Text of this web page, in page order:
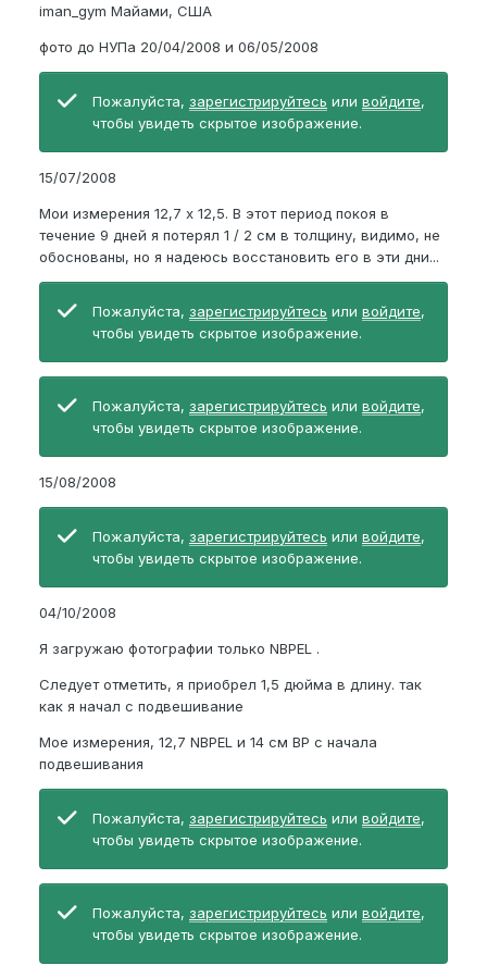
iman_gym Майами, США
фото до НУПа 20/04/2008 и 06/05/2008
Пожалуйста, зарегистрируйтесь или войдите,
чтобы увидеть скрытое изображение.
15/07/2008
Мои измерения 12,7 х 12,5. В этот период покоя в
течение 9 дней я потерял 1 / 2 см в толщину, видимо, не
обоснованы, но я надеюсь восстановить его в эти дни...
Пожалуйста, зарегистрируйтесь или войдите,
чтобы увидеть скрытое изображение.
Пожалуйста, зарегистрируйтесь или войдите,
чтобы увидеть скрытое изображение.
15/08/2008
Пожалуйста, зарегистрируйтесь или войдите,
чтобы увидеть скрытое изображение.
04/10/2008
Я загружаю фотографии только NBPEL .
Следует отметить, я приобрел 1,5 дюйма в длину. так
как я начал с подвешивание
Мое измерения, 12,7 NBPEL и 14 см ВР с начала
подвешивания
Пожалуйста, зарегистрируйтесь или войдите,
чтобы увидеть скрытое изображение.
Пожалуйста, зарегистрируйтесь или войдите,
чтобы увидеть скрытое изображение.